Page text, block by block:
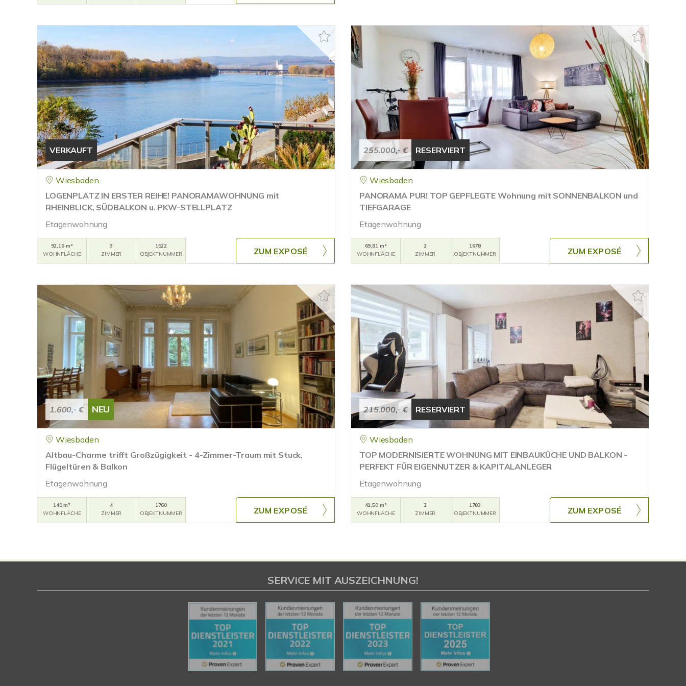
VERKAUFT
Wiesbaden
LOGENPLATZ IN ERSTER REIHE! PANORAMAWOHNUNG mit
RHEINBLICK, SÜDBALKON u. PKW-STELLPLATZ
Etagenwohnung
92,16 m²
WOHNFLÄCHE
3
ZIMMER
1522
OBJEKTNUMMER
ZUM EXPOSÉ
255.000,- € RESERVIERT
Wiesbaden
PANORAMA PUR! TOP GEPFLEGTE Wohnung mit SONNENBALKON und
TIEFGARAGE
Etagenwohnung
69,81 m²
WOHNFLÄCHE
2
ZIMMER
1678
OBJEKTNUMMER
ZUM EXPOSÉ
1.600,- € NEU
Wiesbaden
Altbau-Charme trifft Großzügigkeit - 4-Zimmer-Traum mit Stuck,
Flügeltüren & Balkon
Etagenwohnung
140 m²
WOHNFLÄCHE
4
ZIMMER
1760
OBJEKTNUMMER
ZUM EXPOSÉ
215.000,- € RESERVIERT
Wiesbaden
TOP MODERNISIERTE WOHNUNG MIT EINBAUKÜCHE UND BALKON -
PERFEKT FÜR EIGENNUTZER & KAPITALANLEGER
Etagenwohnung
41,50 m²
WOHNFLÄCHE
2
ZIMMER
1783
OBJEKTNUMMER
ZUM EXPOSÉ
SERVICE MIT AUSZEICHNUNG!